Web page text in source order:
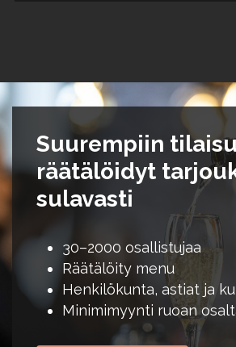
Suurempiin
räätälöidyt
sulavasti
30–2000 osallistujaa
Räätälöity menu
Henkilökunta, astiat ja
Minimimyynti ruoan